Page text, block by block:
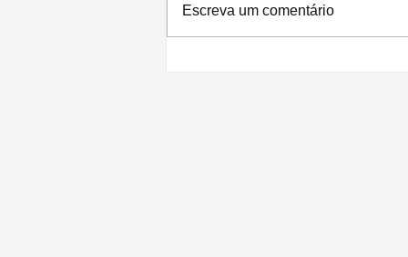
Escreva um comentário